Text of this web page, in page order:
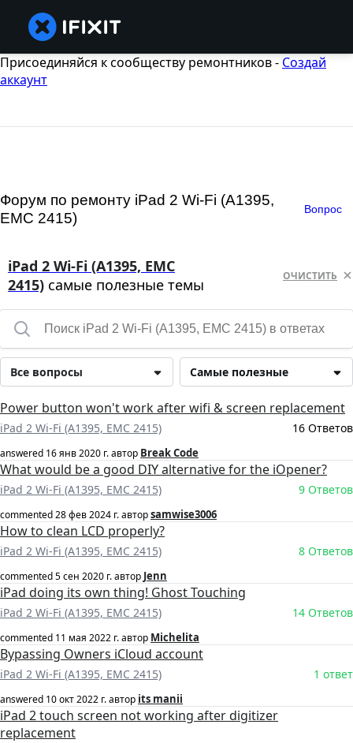
Присоединяйся к сообществу ремонтников - Создай
аккаунт
Форум по ремонту iPad 2 Wi-Fi (A1395,
EMC 2415)
Вопрос
iPad 2 Wi-Fi (A1395, EMC
2415) самые полезные темы ОЧИСТИТЬ
Самые полезные
Все вопросы
Power button won't work after wifi & screen replacement
iPad 2 Wi-Fi (A1395, EMC 2415) 16 Ответов
answered 16 янв 2020 г.автор Break Code
What would be a good DIY alternative for the iOpener?
iPad 2 Wi-Fi (A1395, EMC 2415) 9 Ответов
commented28 фев 2024 г.авторsamwise3006
How to clean LCD properly?
iPad 2 Wi-Fi (A1395, EMC 2415) 8 Ответов
commented5 сен 2020 г.автор Jenn
iPad doing its own thing! Ghost Touching
iPad 2 Wi-Fi (A1395, EMC 2415) 14 Ответов
commented 11 мая 2022 г.автор Michelita
Bypassing Owners iCloud account
iPad 2 Wi-Fi (A1395, EMC 2415) 1 ответ
answered 10 окт 2022 г.автор its manii
iPad 2 touch screen not working after digitizer
replacement